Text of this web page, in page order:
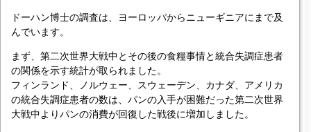
ドーハン博士の調査は、ヨーロッパからニューギニアにまで及
んでいます。
まず、第二次世界大戦中とその後の食糧事情と統合失調症患者
の関係を示す統計が取られました。
フィンランド、ノルウェー、スウェーデン、カナダ、アメリカ
の統合失調症患者の数は、パンの入手が困難だった第二次世界
大戦中よりパンの消費が回復した戦後に増加しました。